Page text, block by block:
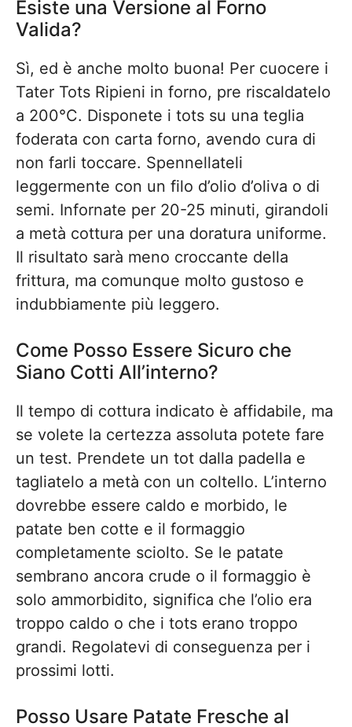
Esiste una Versione al Forno
Valida?
Sì, ed è anche molto buona! Per cuocere i
Tater Tots Ripieni in forno, pre riscaldatelo
a 200°C. Disponete i tots su una teglia
foderata con carta forno, avendo cura di
non farli toccare. Spennellateli
leggermente con un filo d’olio d’oliva o di
semi. Infornate per 20-25 minuti, girandoli
a metà cottura per una doratura uniforme.
Il risultato sarà meno croccante della
frittura, ma comunque molto gustoso e
indubbiamente più leggero.
Come Posso Essere Sicuro che
Siano Cotti All’interno?
Il tempo di cottura indicato è affidabile, ma
se volete la certezza assoluta potete fare
un test. Prendete un tot dalla padella e
tagliatelo a metà con un coltello. L’interno
dovrebbe essere caldo e morbido, le
patate ben cotte e il formaggio
completamente sciolto. Se le patate
sembrano ancora crude o il formaggio è
solo ammorbidito, significa che l’olio era
troppo caldo o che i tots erano troppo
grandi. Regolatevi di conseguenza per i
prossimi lotti.
Posso Usare Patate Fresche al